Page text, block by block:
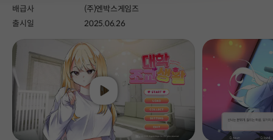
배급사
(주)엔박스게임즈
출시일
2025.06.26
Play